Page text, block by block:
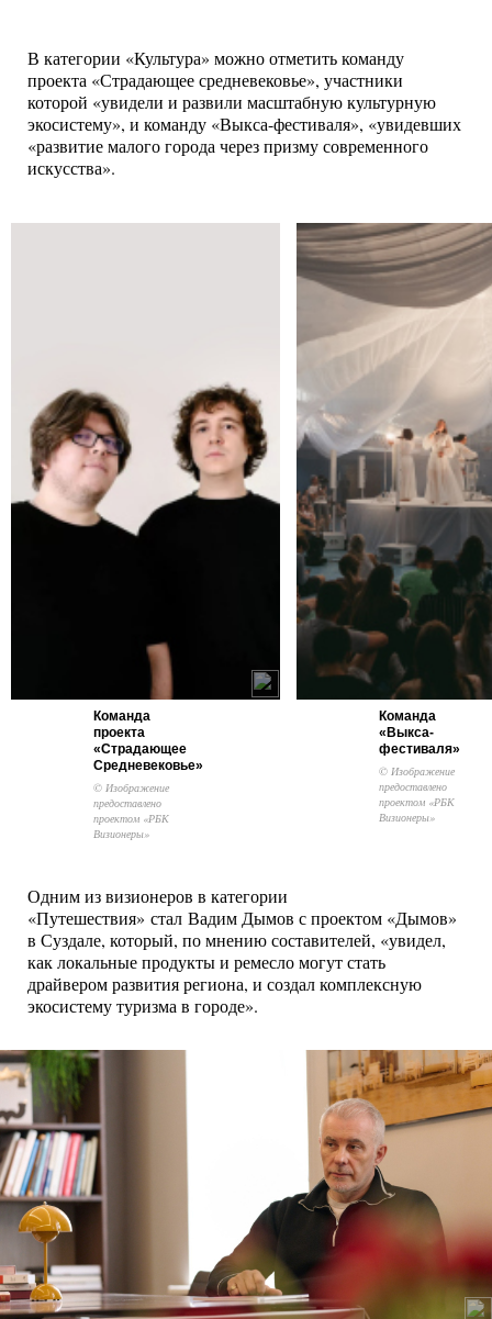
В категории «Культура» можно отметить команду
проекта «Страдающее средневековье», участники
которой «увидели и развили масштабную культурную
экосистему», и команду «Выкса-фестиваля», «увидевших
«развитие малого города через призму современного
искусства».
Команда
проекта
«Страдающее
Средневековье»
© Изображение
предоставлено
проектом «РБК
Визионеры»
Команда
«Выкса-
фестиваля»
© Изображение
предоставлено
проектом «РБК
Визионеры»
Одним из визионеров в категории
«Путешествия» стал Вадим Дымов с проектом «Дымов»
в Суздале, который, по мнению составителей, «увидел,
как локальные продукты и ремесло могут стать
драйвером развития региона, и создал комплексную
экосистему туризма в городе».